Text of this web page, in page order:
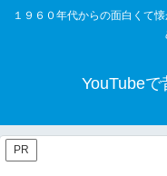
１９６０年代からの面白くて
YouTube
PR